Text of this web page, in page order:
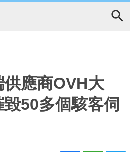
應商OVH大
50多個駭客伺